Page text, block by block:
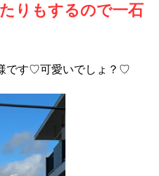
りもするので一石
です♡可愛いでしょ？♡